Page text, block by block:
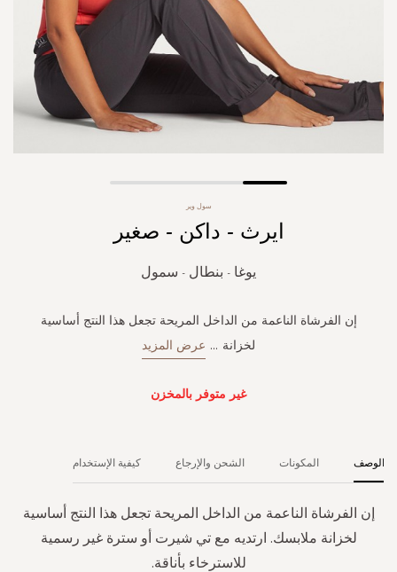
gallery
سول وير
ايرث - داكن - صغير
يوغا - بنطال - سمول
إن الفرشاة الناعمة من الداخل المريحة تجعل هذا النتج أساسية
لخزانة ... عرض المزيد
غير متوفر بالمخزن
الوصف
إن الفرشاة الناعمة من الداخل المريحة تجعل هذا النتج أساسية
لخزانة ملابسك. ارتديه مع تي شيرت أو سترة غير رسمية
للاسترخاء بأناقة.
المكونات الشحن والإرجاع كيفية الإستخدام